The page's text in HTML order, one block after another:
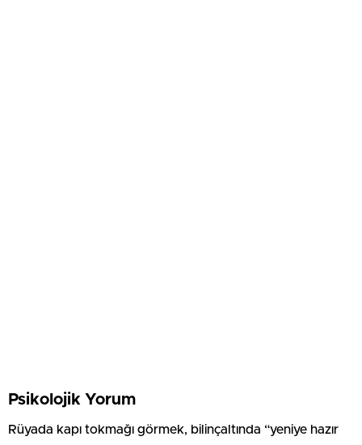
Psikolojik Yorum
Rüyada kapı tokmağı görmek, bilinçaltında “yeniye hazır